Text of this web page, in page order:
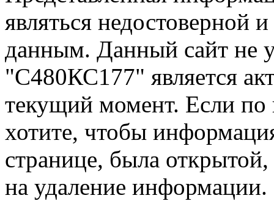
являться недостоверной
данным. Данный сайт не
"С480КС177" является
текущий момент. Если
хотите, чтобы
странице, была открытой,
на удаление информации.